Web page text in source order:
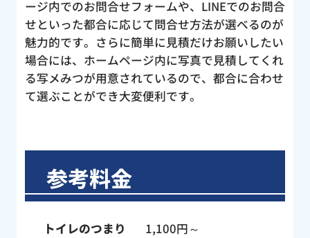
ージ内でのお問合せフォームや、LINEでのお問合
せといった都合に応じて問合せ方法が選べるのが
魅力的です。さらに簡単に見積だけお願いしたい
場合には、ホームページ内に写真で見積してくれ
る写メみつが用意されているので、都合に合わせ
て選ぶことができ大変便利です。
参考料金
トイレのつまり
1,100円～